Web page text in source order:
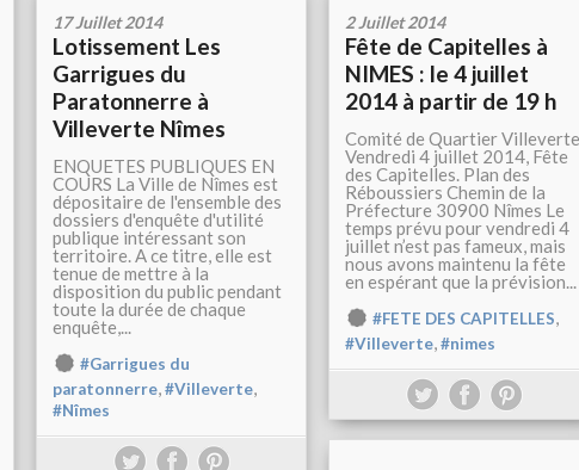
17 Juillet 2014
Lotissement Les
Garrigues du
Paratonnerre à
Villeverte Nîmes
ENQUETES PUBLIQUES EN
COURS La Ville de Nîmes est
dépositaire de l'ensemble des
dossiers d'enquête d'utilité
publique intéressant son
territoire. A ce titre, elle est
tenue de mettre à la
disposition du public pendant
toute la durée de chaque
enquête,...
#Garrigues du
paratonnerre,#Villeverte,
#Nîmes
2 Juillet 2014
Fête de Capitelles à
NIMES : le 4 juillet
2014 à partir de 19 h
Comité de Quartier Villeverte
Vendredi 4 juillet 2014, Fête
des Capitelles. Plan des
Réboussiers Chemin de la
Préfecture 30900 Nîmes Le
temps prévu pour vendredi 4
juillet n’est pas fameux, mais
nous avons maintenu la fête
en espérant que la prévision...
#FETE DES CAPITELLES,
#Villeverte,#nimes